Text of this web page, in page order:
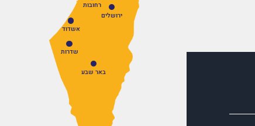
רחובות
ירושלים
באר שבע
אשדוד
שדרות